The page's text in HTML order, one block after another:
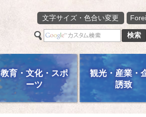
文字サイズ・色合い変更
教育・文化・スポ
ーツ
観光・産業・
誘致